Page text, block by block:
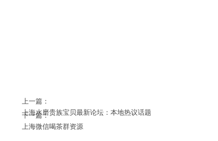
上一篇：
上海水磨贵族宝贝最新论坛：本地热议话题
下一篇：
上海微信喝茶群资源